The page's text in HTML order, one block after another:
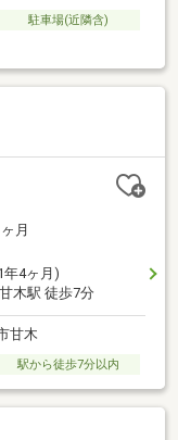
駐車場(近隣含)
月
年4ヶ月)
木駅 徒歩7分
甘木
駅から徒歩7分以内